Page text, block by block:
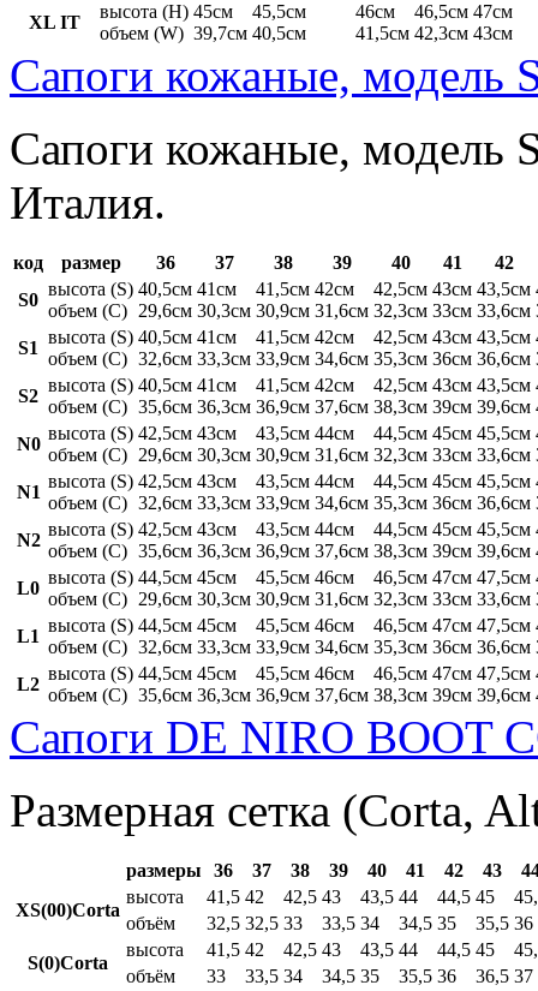
XL IT
высота (H)
объем (W)
45см
39,7см
45,5см
40,5см
46см
41,5см
46,5см
42,3см
47см
43см
Сапоги кожаные, модель
Сапоги кожаные, модель
Италия.
код размер 36 37 38 39 40 41
42
S0
высота (S)
объем (C)
40,5см
29,6см
41см
30,3см
41,5см
30,9см
42см
31,6см
42,5см
32,3см
43см
33см
43,5см
33,6см
S1
высота (S)
объем (C)
40,5см
32,6см
41см
33,3см
41,5см
33,9см
42см
34,6см
42,5см
35,3см
43см
36см
43,5см
36,6см
S2
высота (S)
объем (C)
40,5см
35,6см
41см
36,3см
41,5см
36,9см
42см
37,6см
42,5см
38,3см
43см
39см
43,5см
39,6см
N0
высота (S)
объем (C)
42,5см
29,6см
43см
30,3см
43,5см
30,9см
44см
31,6см
44,5см
32,3см
45см
33см
45,5см
33,6см
N1
высота (S)
объем (C)
42,5см
32,6см
43см
33,3см
43,5см
33,9см
44см
34,6см
44,5см
35,3см
45см
36см
45,5см
36,6см
N2
высота (S)
объем (C)
42,5см
35,6см
43см
36,3см
43,5см
36,9см
44см
37,6см
44,5см
38,3см
45см
39см
45,5см
39,6см
L0
высота (S)
объем (C)
44,5см
29,6см
45см
30,3см
45,5см
30,9см
46см
31,6см
46,5см
32,3см
47см
33см
47,5см
33,6см
L1
высота (S)
объем (C)
44,5см
32,6см
45см
33,3см
45,5см
33,9см
46см
34,6см
46,5см
35,3см
47см
36см
47,5см
36,6см
L2
высота (S)
объем (C)
44,5см
35,6см
45см
36,3см
45,5см
36,9см
46см
37,6см
46,5см
38,3см
47см
39см
47,5см
39,6см
Сапоги DE NIRO BOOT
Размерная сетка (Corta,
размеры 36 37 38 39 40 41 42 43
XS(00)Corta
высота 41,5 42 42,5 43 43,5 44 44,5 45
объём
32,5 32,5 33 33,5 34 34,5 35 35,5 36
S(0)Corta
высота 41,5 42 42,5 43 43,5 44 44,5 45
объём
33 33,5 34 34,5 35 35,5 36 36,5 37